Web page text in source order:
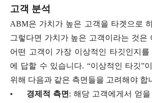
고객 분석
ABM은 가치가 높은 고객을 타겟으로
그렇다면 가치가 높은 고객이라는 것은
어떤 고객이 가장 이상적인 타깃인지
에 답할 수 있습니다. “이상적인 타깃”
위해 다음과 같은 측면들을 고려해야 합
•
경제적 측면 : 해당 고객에게서 얻